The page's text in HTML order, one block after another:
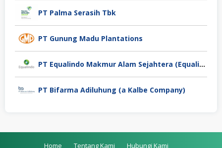
PT Palma Serasih Tbk
PT Gunung Madu Plantations
PT Equalindo Makmur Alam Sejahtera (Equalindo Group)
PT Bifarma Adiluhung (a Kalbe Company)
Home Tentang Kami Hubungi Kami